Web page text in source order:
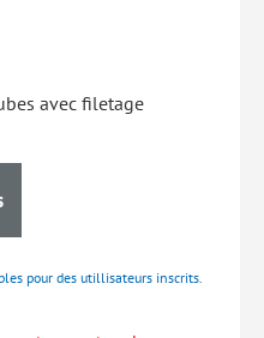
avec filetage
pour des utillisateurs inscrits.